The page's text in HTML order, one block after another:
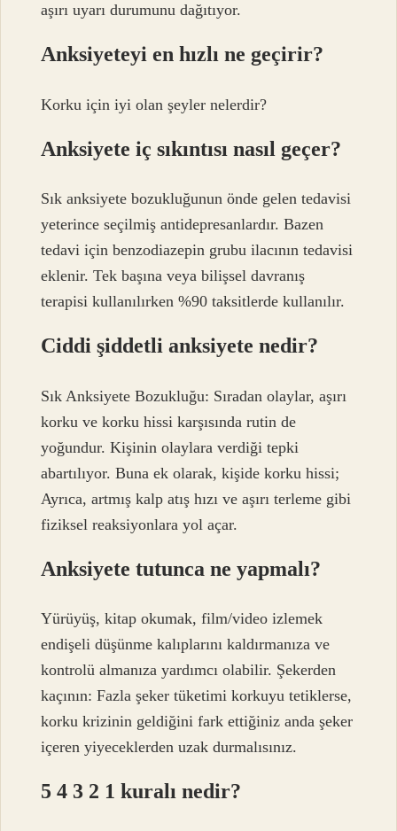
aşırı uyarı durumunu dağıtıyor.
Anksiyeteyi en hızlı ne geçirir?
Korku için iyi olan şeyler nelerdir?
Anksiyete iç sıkıntısı nasıl geçer?
Sık anksiyete bozukluğunun önde gelen tedavisi
yeterince seçilmiş antidepresanlardır. Bazen
tedavi için benzodiazepin grubu ilacının tedavisi
eklenir. Tek başına veya bilişsel davranış
terapisi kullanılırken %90 taksitlerde kullanılır.
Ciddi şiddetli anksiyete nedir?
Sık Anksiyete Bozukluğu: Sıradan olaylar, aşırı
korku ve korku hissi karşısında rutin de
yoğundur. Kişinin olaylara verdiği tepki
abartılıyor. Buna ek olarak, kişide korku hissi;
Ayrıca, artmış kalp atış hızı ve aşırı terleme gibi
fiziksel reaksiyonlara yol açar.
Anksiyete tutunca ne yapmalı?
Yürüyüş, kitap okumak, film/video izlemek
endişeli düşünme kalıplarını kaldırmanıza ve
kontrolü almanıza yardımcı olabilir. Şekerden
kaçının: Fazla şeker tüketimi korkuyu tetiklerse,
korku krizinin geldiğini fark ettiğiniz anda şeker
içeren yiyeceklerden uzak durmalısınız.
5 4 3 2 1 kuralı nedir?